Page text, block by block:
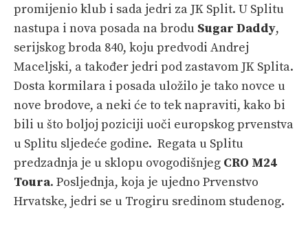
promijenio klub i sada jedri za JK Split. U Splitu
nastupa i nova posada na brodu Sugar Daddy,
serijskog broda 840, koju predvodi Andrej
Maceljski, a također jedri pod zastavom JK Splita.
Dosta kormilara i posada uložilo je tako novce u
nove brodove, a neki će to tek napraviti, kako bi
bili u što boljoj poziciji uoči europskog prvenstva
u Splitu sljedeće godine. Regata u Splitu
predzadnja je u sklopu ovogodišnjeg CRO M24
Toura. Posljednja, koja je ujedno Prvenstvo
Hrvatske, jedri se u Trogiru sredinom studenog.